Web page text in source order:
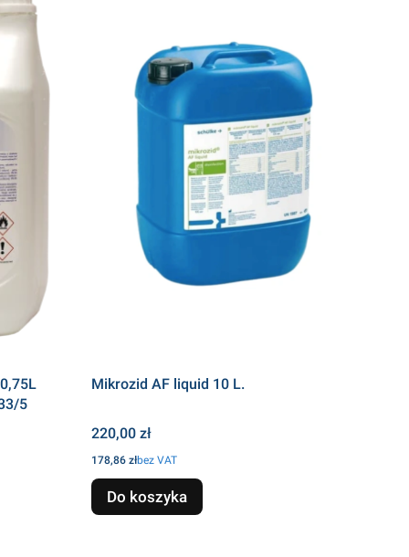
5
Mikrozid AF liquid 10 L.
Cena
220,00 zł
Cena
178,86 złbez VAT
Do koszyka